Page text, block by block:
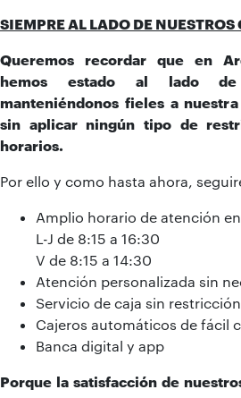
SIEMPRE AL LADO DE NUESTROS
Queremos recordar que en
hemos estado al lado de
manteniéndonos fieles a
sin aplicar ningún tipo de
horarios.
Por ello y como hasta ahora,
Amplio horario de atención
L-J de 8:15 a 16:30
V de 8:15 a 14:30
Atención personalizada sin
Servicio de caja sin
Cajeros automáticos de fácil
Banca digital y app
Porque la satisfacción de